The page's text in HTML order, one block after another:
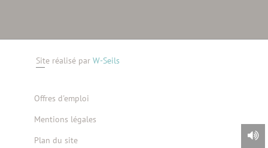
Site réalisé par W-Seils
Offres d'emploi
Mentions légales
Plan du site